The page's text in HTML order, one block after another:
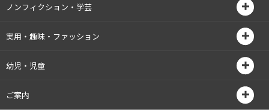
の乙女 ルベ
・アヴィアー
ノンフィクション・学芸
実用・趣味・ファッション
幼児・児童
ご案内